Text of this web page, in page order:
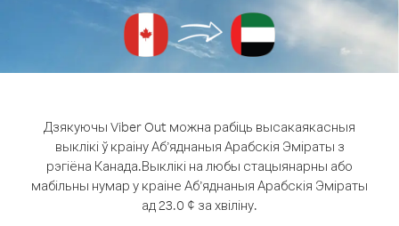
Дзякуючы Viber Out можна рабіць высакаякасныя
выклікі ў краіну Аб’яднаныя Арабскія Эміраты з
рэгіёна Канада.Выклікі на любы стацыянарны або
мабільны нумар у краіне Аб’яднаныя Арабскія Эміраты
ад 23.0 ¢ за хвіліну.